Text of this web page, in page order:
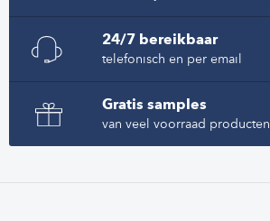
24/7 bereikbaar
telefonisch en per email
Gratis samples
van veel voorraad producten